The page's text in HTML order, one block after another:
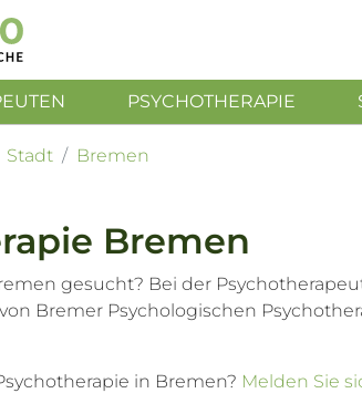
PSYCHOTHERAPIE
Stadt Bremen
Bremen
gesucht? Bei der
Bremer Psychologischen
in Bremen? Melden Sie